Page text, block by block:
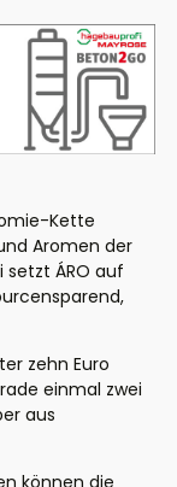
Kette
Aromen der
setzt ÁRO auf
zehn Euro
einmal zwei
aus